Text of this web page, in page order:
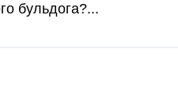
бульдога?...